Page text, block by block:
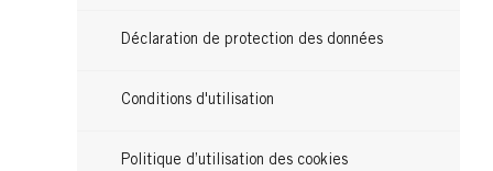
Déclaration de protection des données
Conditions d'utilisation
Politique d’utilisation des cookies